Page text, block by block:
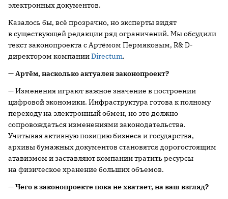
электронных документов.
Казалось бы, всё прозрачно, но эксперты видят
в существующей редакции ряд ограничений. Мы обсудили
текст законопроекта с Артёмом Пермяковым, R& D-
директором компанииDirectum.
— Артём, насколько актуален законопроект?
— Изменения играют важное значение в построении
цифровой экономики. Инфраструктура готова к полному
переходу на электронный обмен, но это должно
сопровождаться изменениями законодательства.
Учитывая активную позицию бизнеса и государства,
архивы бумажных документов становятся дорогостоящим
атавизмом и заставляют компании тратить ресурсы
на физическое хранение больших объемов.
— Чего в законопроекте пока не хватает, на ваш взгляд?